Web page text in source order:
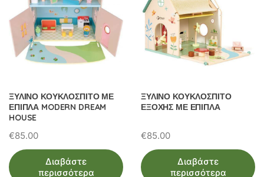
ΞΥΛΙΝΟ ΚΟΥΚΛΟΣΠΙΤΟ ΜΕ
ΕΠΙΠΛΑ MODERN DREAM
HOUSE
€85.00
Διαβάστε
περισσότερα
ΞΥΛΙΝΟ ΚΟΥΚΛΟΣΠΙΤΟ
ΕΞΟΧΗΣ ΜΕ ΕΠΙΠΛΑ
€85.00
Διαβάστε
περισσότερα